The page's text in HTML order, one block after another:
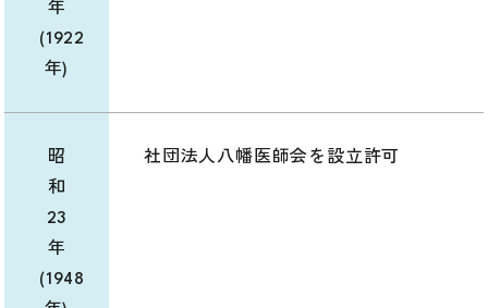
年
(1922
年)
昭
和
23
年
(1948
社団法人八幡医師会を設立許可